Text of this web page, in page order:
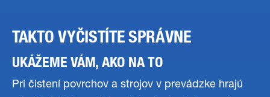
TAKTO VYČISTÍTE SPRÁVNE
UKÁŽEME VÁM, AKO NA TO
Pri čistení povrchov a strojov v prevádzke hrajú